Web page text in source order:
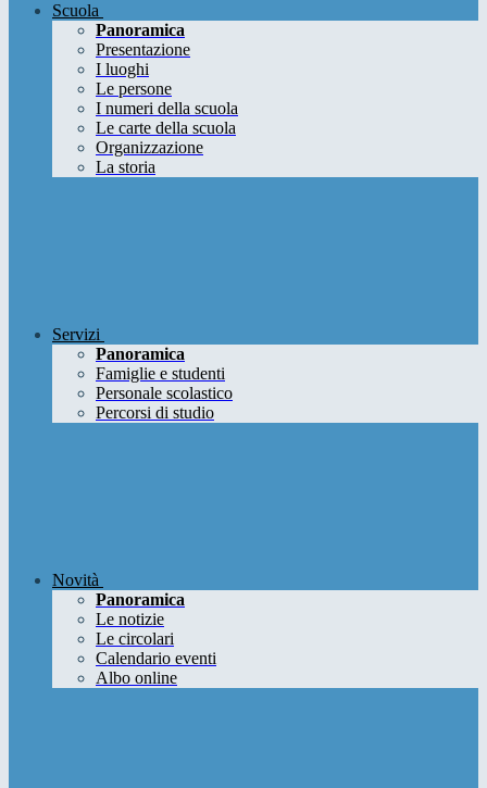
Scuola
Panoramica
Presentazione
I luoghi
Le persone
I numeri della scuola
Le carte della scuola
Organizzazione
La storia
Servizi
Panoramica
Famiglie e studenti
Personale scolastico
Percorsi di studio
Novità
Panoramica
Le notizie
Le circolari
Calendario eventi
Albo online